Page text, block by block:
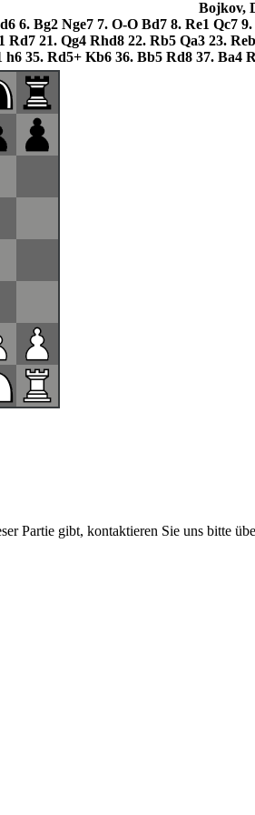
Bojkov,
6. Bg2 Nge7 7. O-O Bd7 8. Re1 Qc7 9.
Rd7 21. Qg4 Rhd8 22. Rb5 Qa3 23.
h6 35. Rd5+ Kb6 36. Bb5 Rd8 37. Ba4
Partie gibt, kontaktieren Sie uns bitte